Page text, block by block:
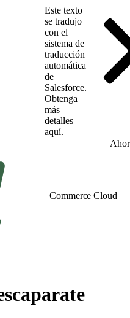
Este texto
se tradujo
con el
sistema de
traducción
automática
de
Salesforce.
Obtenga
más
detalles
aquí.
Commerce Cloud